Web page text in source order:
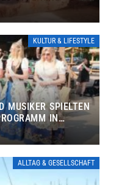
KULTUR & LIFESTYLE
MUSIKER SPIELTEN
IN
ALLTAG & GESELLSCHAFT